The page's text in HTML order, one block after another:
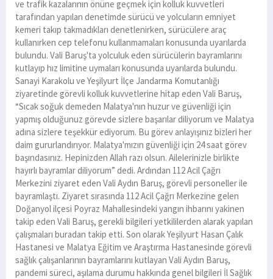
ve trafik kazalarının önüne geçmek için kolluk kuvvetleri
tarafından yapılan denetimde sürücü ve yolcuların emniyet
kemeri takıp takmadıkları denetlenirken, sürücülere araç
kullanırken cep telefonu kullanmamaları konusunda uyarılarda
bulundu. Vali Baruş'ta yolculuk eden sürücülerin bayramlarını
kutlayıp hız limitine uymaları konusunda uyarılarda bulundu.
Sanayi Karakolu ve Yeşilyurt İlçe Jandarma Komutanlığı
ziyaretinde görevli kolluk kuvvetlerine hitap eden Vali Baruş,
“Sıcak soğuk demeden Malatya'nın huzur ve güvenliği için
yapmış olduğunuz görevde sizlere başarılar diliyorum ve Malatya
adına sizlere teşekkür ediyorum. Bu görev anlayışınız bizleri her
daim gururlandırıyor. Malatya'mızın güvenliği için 24 saat görev
başındasınız. Hepinizden Allah razı olsun. Ailelerinizle birlikte
hayırlı bayramlar diliyorum” dedi. Ardından 112 Acil Çağrı
Merkezini ziyaret eden Vali Aydın Baruş, görevli personeller ile
bayramlaştı. Ziyaret sırasında 112 Acil Çağrı Merkezine gelen
Doğanyol ilçesi Poyraz Mahallesindeki yangın ihbarını yakinen
takip eden Vali Baruş, gerekli bilgileri yetkililerden alarak yapılan
çalışmaları buradan takip etti. Son olarak Yeşilyurt Hasan Çalık
Hastanesi ve Malatya Eğitim ve Araştırma Hastanesinde görevli
sağlık çalışanlarının bayramlarını kutlayan Vali Aydın Baruş,
pandemi süreci, aşılama durumu hakkında genel bilgileri İl Sağlık